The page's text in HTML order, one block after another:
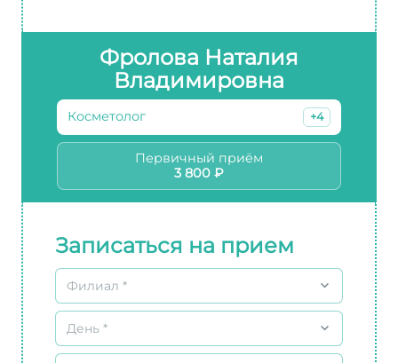
Фролова Наталия
Владимировна
Косметолог +4
Первичный приём
3 800 ₽
Записаться на прием
Филиал *
День *